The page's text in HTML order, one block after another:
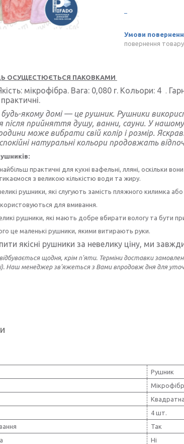
повернення
ОСУЩЕСТЮЄТЬСЯ ПАКОВКАМИ
мікрофібра. Вага: 0,080 г. Кольори: 4
будь-якому домі — це рушник. Рушники
прийняття душу, ванни, сауни. У
може вибрати свій колір і розмір.
натуральні кольори продовжать
практичні для кухні вафельні, лляні, оскільки
з великою кількістю води та жиру.
рушники, які слугують замість пляжного килимка
для вмивання.
рушники, які мають добре вбирати вологу та бути
це маленькі рушники, якими витирають руки.
якісні рушники за невелику ціну, ми
щодня, крім п'яти. Терміни доставки
Наш менеджер зв'яжеться з Вами впродовж дня для
Рушник
4 шт.
Так
Ні